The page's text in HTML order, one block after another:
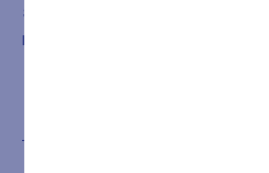
sedentaria creando un ristagno
nelle cellule adipose,